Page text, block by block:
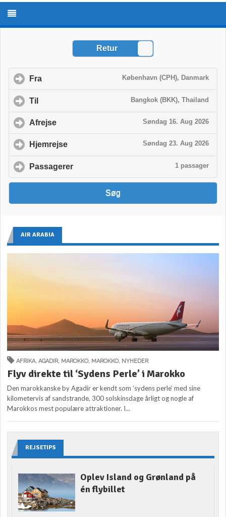
AIR ARABIA
AFRIKA,AGADIR, MAROKKO, MAROKKO, NYHEDER
Flyv direkte til ‘Sydens Perle’ i Marokko
Den marokkanske by Agadir er kendt som ’sydens perle’ med sine
kilometervis af sandstrande, 300 solskinsdage årligt og nogle af
Marokkos mest populære attraktioner. I...
REJSETIPS
Oplev Island og Grønland på
én flybillet